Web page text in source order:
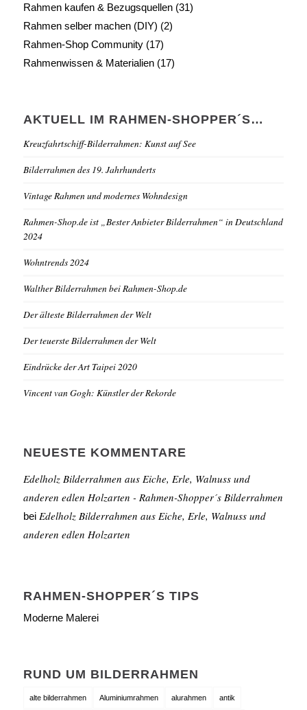
Rahmen kaufen & Bezugsquellen(31)
Rahmen selber machen (DIY) (2)
Rahmen-Shop Community(17)
Rahmenwissen & Materialien(17)
AKTUELL IM RAHMEN-SHOPPER´S…
Kreuzfahrtschiff-Bilderrahmen: Kunst auf See
Bilderrahmen des 19. Jahrhunderts
Vintage Rahmen und modernes Wohndesign
Rahmen-Shop.de ist „Bester Anbieter Bilderrahmen“ in Deutschland
2024
Wohntrends 2024
Walther Bilderrahmen bei Rahmen-Shop.de
Der älteste Bilderrahmen der Welt
Der teuerste Bilderrahmen der Welt
Eindrücke der Art Taipei 2020
Vincent van Gogh: Künstler der Rekorde
NEUESTE KOMMENTARE
Edelholz Bilderrahmen aus Eiche, Erle, Walnuss und
anderen edlen Holzarten - Rahmen-Shopper´s Bilderrahmen
bei Edelholz Bilderrahmen aus Eiche, Erle, Walnuss und
anderen edlen Holzarten
RAHMEN-SHOPPER´S TIPS
Moderne Malerei
RUND UM BILDERRAHMEN
alte bilderrahmen Aluminiumrahmen alurahmen antik